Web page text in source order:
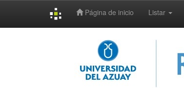
Página de inicio Listar